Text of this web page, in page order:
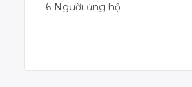
6 Người ủng hộ